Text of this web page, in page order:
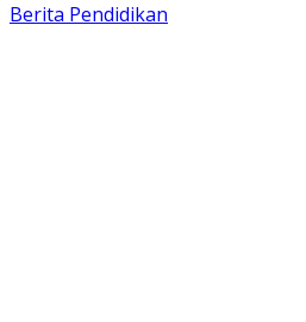
Berita Pendidikan